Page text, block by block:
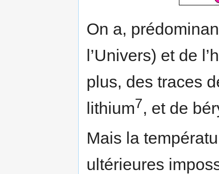
On a,
l’Univers) et de
plus, des traces
lithium7, et de
­Mais la
ultérieures